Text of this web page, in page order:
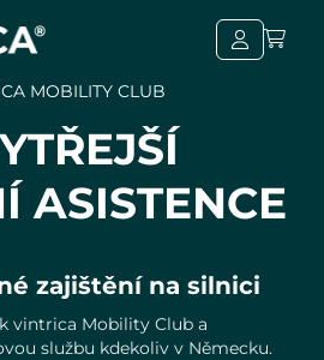
MOBILITY CLUB
ASISTENCE
zajištění na silnici
vintrica Mobility Club a
službu kdekoliv v Německu.